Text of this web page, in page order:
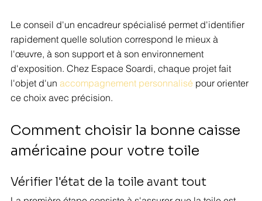
Le conseil d'un encadreur spécialisé permet d'identifier
rapidement quelle solution correspond le mieux à
l'œuvre, à son support et à son environnement
d'exposition. Chez Espace Soardi, chaque projet fait
l'objet d'un accompagnement personnalisé pour orienter
ce choix avec précision.
Comment choisir la bonne caisse
américaine pour votre toile
Vérifier l'état de la toile avant tout